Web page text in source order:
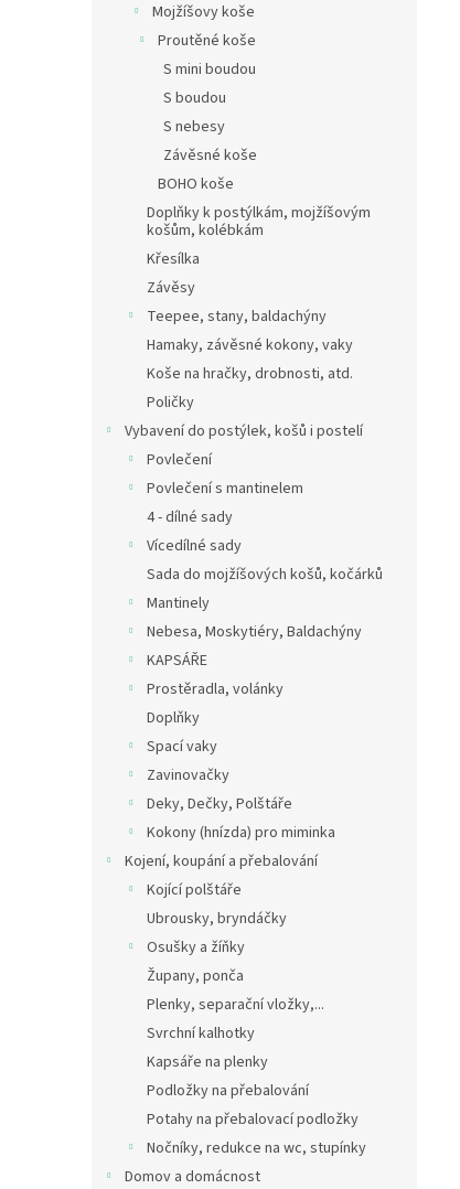
Mojžíšovy koše
Proutěné koše
S mini boudou
S boudou
S nebesy
Závěsné koše
BOHO koše
Doplňky k postýlkám, mojžíšovým
košům, kolébkám
Křesílka
Závěsy
Teepee, stany, baldachýny
Hamaky, závěsné kokony, vaky
Koše na hračky, drobnosti, atd.
Poličky
Vybavení do postýlek, košů i postelí
Povlečení
Povlečení s mantinelem
4 - dílné sady
Vícedílné sady
Sada do mojžíšových košů, kočárků
Mantinely
Nebesa, Moskytiéry, Baldachýny
KAPSÁŘE
Prostěradla, volánky
Doplňky
Spací vaky
Zavinovačky
Deky, Dečky, Polštáře
Kokony (hnízda) pro miminka
Kojení, koupání a přebalování
Kojící polštáře
Ubrousky, bryndáčky
Osušky a žíňky
Župany, ponča
Plenky, separační vložky,...
Svrchní kalhotky
Kapsáře na plenky
Podložky na přebalování
Potahy na přebalovací podložky
Nočníky, redukce na wc, stupínky
Domov a domácnost